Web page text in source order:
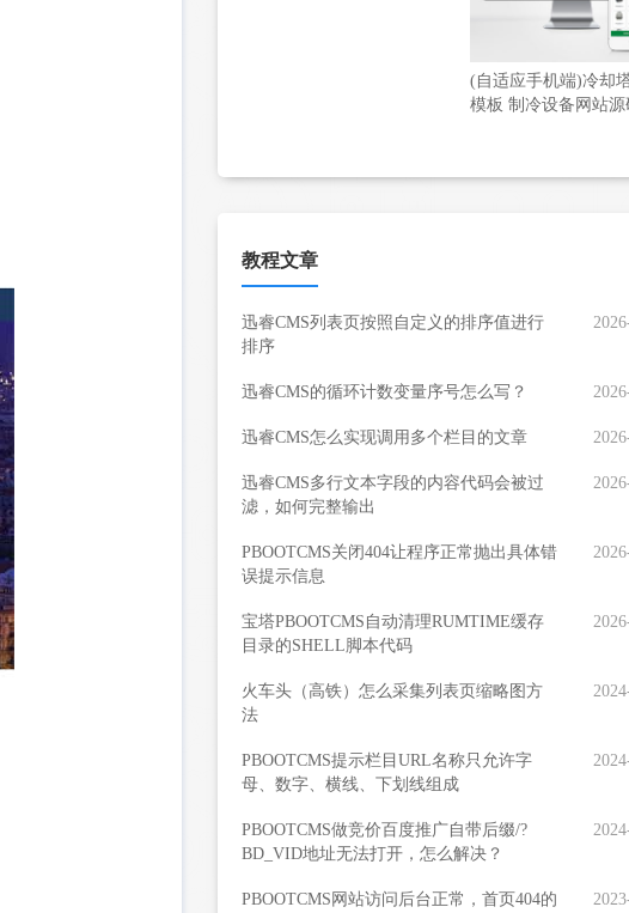
(自适应手机端)冷却
模板 制冷设备网站源
教程文章
迅睿CMS列表页按照自定义的排序值进行
排序
迅睿CMS的循环计数变量序号怎么写？
迅睿CMS怎么实现调用多个栏目的文章
迅睿CMS多行文本字段的内容代码会被过
滤，如何完整输出
PBOOTCMS关闭404让程序正常抛出具体错
误提示信息
宝塔PBOOTCMS自动清理RUMTIME缓存
目录的SHELL脚本代码
火车头（高铁）怎么采集列表页缩略图方
法
PBOOTCMS提示栏目URL名称只允许字
母、数字、横线、下划线组成
PBOOTCMS做竞价百度推广自带后缀/?
BD_VID地址无法打开，怎么解决？
PBOOTCMS网站访问后台正常，首页404的